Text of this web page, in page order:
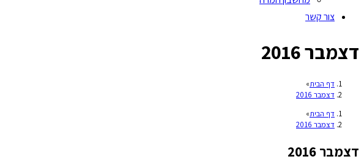
צור קשר
דצמבר 2016
דף הבית»
דצמבר 2016
דף הבית»
דצמבר 2016
דצמבר 2016